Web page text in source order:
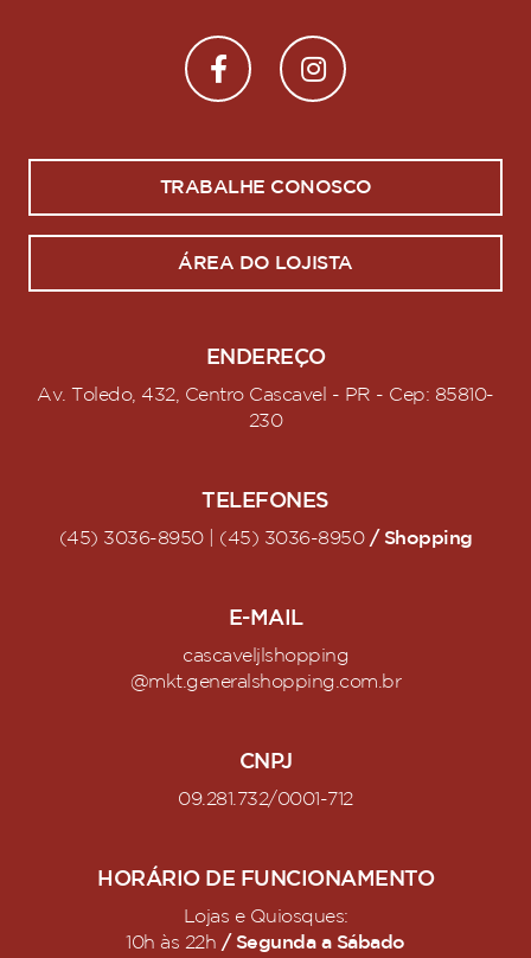
TRABALHE CONOSCO
ÁREA DO LOJISTA
ENDEREÇO
Av. Toledo, 432, Centro Cascavel - PR - Cep: 85810-
230
TELEFONES
(45) 3036-8950 | (45) 3036-8950/ Shopping
E-MAIL
cascaveljlshopping
@mkt.generalshopping.com.br
CNPJ
09.281.732/0001-712
HORÁRIO DE FUNCIONAMENTO
Lojas e Quiosques:
10h às 22h / Segunda a Sábado